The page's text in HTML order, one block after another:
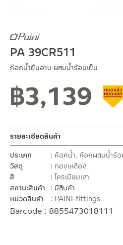
PA 39CR511
ก๊อกน้ำยืนอาบ ผสมน้ำร้อนเย็น
฿3,139
รายละเอียดสินค้า
ประเภท
ก๊อกน้ำ, ก๊อกผสมน้ำร้อ
วัสดุ
ทองเหลือง
สี
โครเมียมเงา
สถานะสินค้า
มีสินค้า
หมวดสินค้า
PAINI-fittings
Barcode : 8855473018111